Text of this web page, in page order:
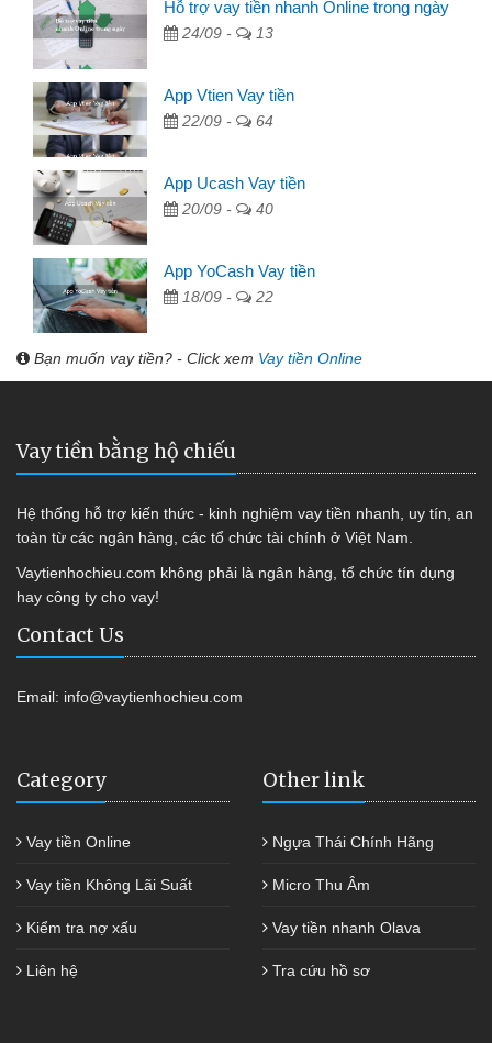
Hỗ trợ vay tiền nhanh Online trong ngày
24/09 - 13
App Vtien Vay tiền
22/09 - 64
App Ucash Vay tiền
20/09 - 40
App YoCash Vay tiền
18/09 - 22
Bạn muốn vay tiền? - Click xem Vay tiền Online
Vay tiền bằng hộ chiếu
Hệ thống hỗ trợ kiến thức - kinh nghiệm vay tiền nhanh, uy tín, an
toàn từ các ngân hàng, các tổ chức tài chính ở Việt Nam.
Vaytienhochieu.com không phải là ngân hàng, tổ chức tín dụng
hay công ty cho vay!
Contact Us
Email: info@vaytienhochieu.com
Category
Vay tiền Online
Vay tiền Không Lãi Suất
Kiểm tra nợ xấu
Liên hệ
Other link
Ngựa Thái Chính Hãng
Micro Thu Âm
Vay tiền nhanh Olava
Tra cứu hồ sơ